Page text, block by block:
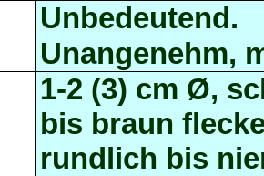
Unbedeutend.
Unangenehm,
1-2 (3) cm Ø,
bis braun
rundlich bis